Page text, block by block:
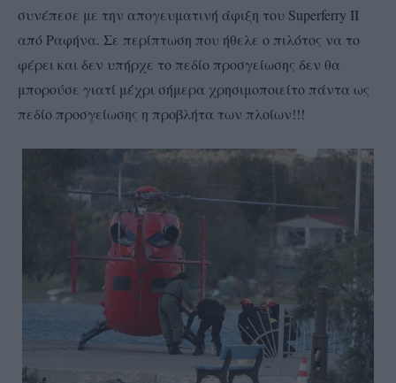
συνέπεσε με την απογευματινή άφιξη του Superferry II
από Ραφήνα. Σε περίπτωση που ήθελε ο πιλότος να το
φέρει και δεν υπήρχε το πεδίο προσγείωσης δεν θα
μπορούσε γιατί μέχρι σήμερα χρησιμοποιείτο πάντα ως
πεδίο προσγείωσης η προβλήτα των πλοίων!!!